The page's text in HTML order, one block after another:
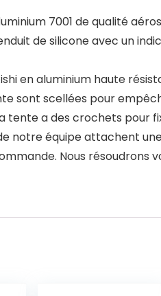
7001 de qualité
de silicone avec un
en aluminium haute
sont scellées pour
tente a des crochets pour
notre équipe attachent
Nous résoudrons